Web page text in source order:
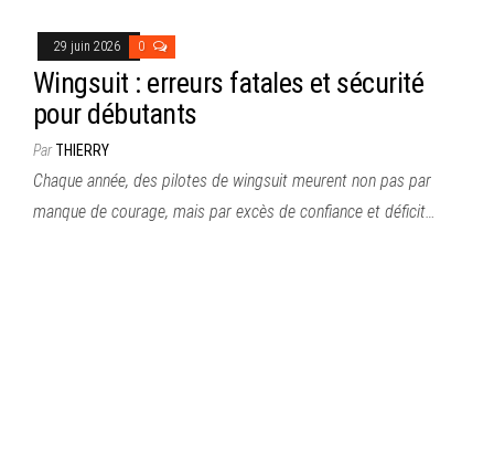
29 juin 2026 0
Wingsuit : erreurs fatales et sécurité
pour débutants
ParTHIERRY
Chaque année, des pilotes de wingsuit meurent non pas par
manque de courage, mais par excès de confiance et déficit…